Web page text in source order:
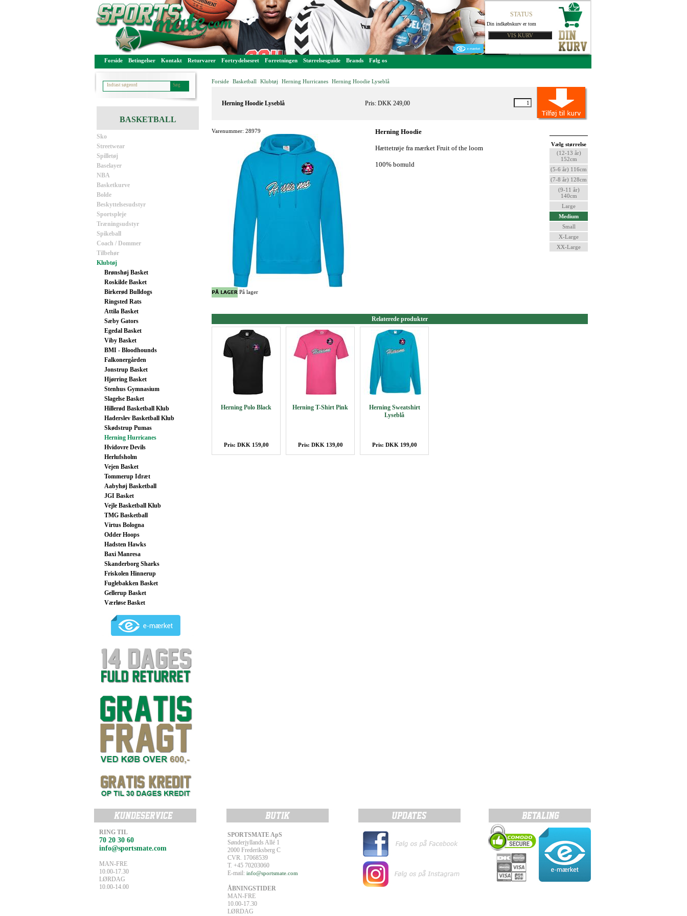
STATUS
Din indkøbskurv er tom
Forside Betingelser Kontakt Returvarer Fortrydelsesret Forretningen Størrelsesguide Brands Følg os
BASKETBALL
Sko
Streetwear
Spilletøj
Baselayer
NBA
Basketkurve
Bolde
Beskyttelsesudstyr
Sportspleje
Træningsudstyr
Spikeball
Coach / Dommer
Tilbehør
Klubtøj
Brønshøj Basket
Roskilde Basket
Birkerød Bulldogs
Ringsted Rats
Attila Basket
Sæby Gators
Egedal Basket
Viby Basket
BMI - Bloodhounds
Falkonergården
Jonstrup Basket
Hjørring Basket
Stenhus Gymnasium
Slagelse Basket
Hillerød Basketball Klub
Haderslev Basketball Klub
Skødstrup Pumas
Herning Hurricanes
Hvidovre Devils
Herlufsholm
Vejen Basket
Tommerup Idræt
Aabyhøj Basketball
JGI Basket
Vejle Basketball Klub
TMG Basketball
Virtus Bologna
Odder Hoops
Hadsten Hawks
Baxi Manresa
Skanderborg Sharks
Friskolen Hinnerup
Fuglebakken Basket
Gellerup Basket
Værløse Basket
Forside Basketball Klubtøj Herning Hurricanes Herning Hoodie Lyseblå
Herning Hoodie Lyseblå Pris: DKK 249,00
Varenummer: 28979 Herning Hoodie
Hættetrøje fra mærket Fruit of the loom
100% bomuld
Vælg størrelse
(12-13 år)
152cm
(5-6 år) 116cm
(7-8 år) 128cm
(9-11 år)
140cm
Large
Medium
Small
X-Large
XX-Large
På lager
Relaterede produkter
Herning Polo Black
Pris: DKK 159,00
Herning T-Shirt Pink
Pris: DKK 139,00
Herning Sweatshirt
Lyseblå
Pris: DKK 199,00
RING TIL
70 20 30 60
info@sportsmate.com
MAN-FRE
10.00-17.30
LØRDAG
10.00-14.00
SPORTSMATE ApS
Sønderjyllands Allé 1
2000 Frederiksberg C
CVR. 17068539
T. +45 70203060
E-mail: info@sportsmate.com
ÅBNINGSTIDER
MAN-FRE
10.00-17.30
LØRDAG